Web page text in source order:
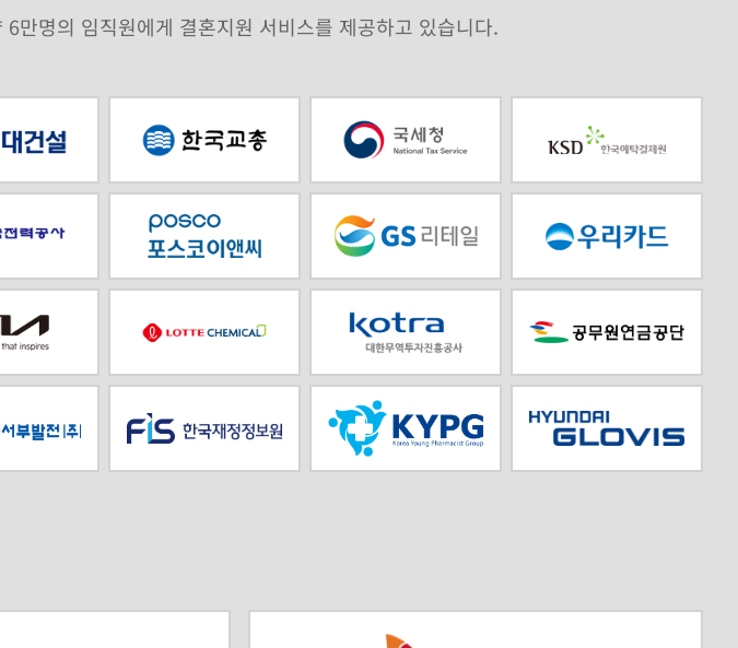
만명의 임직원에게 결혼지원 서비스를 제공하고 있습니다.